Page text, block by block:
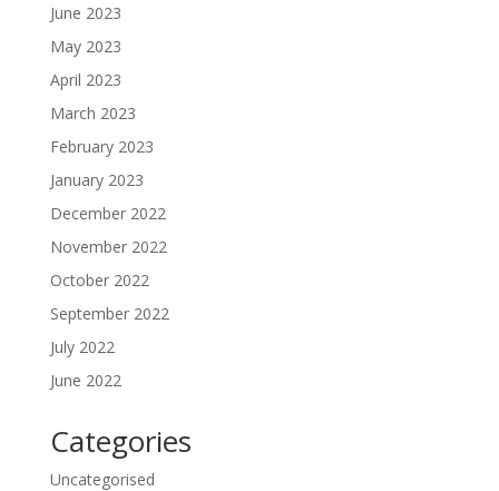
June 2023
May 2023
April 2023
March 2023
February 2023
January 2023
December 2022
November 2022
October 2022
September 2022
July 2022
June 2022
Categories
Uncategorised